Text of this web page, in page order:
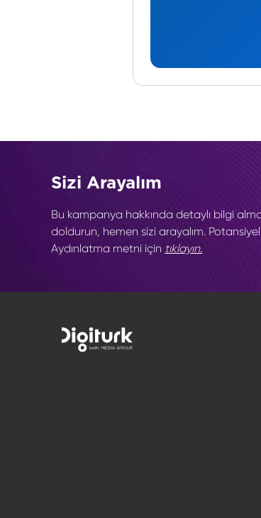
Sizi Arayalım
Bu kampanya hakkında detaylı bilgi
doldurun, hemen sizi arayalım.
Aydınlatma metni için tıklayın.